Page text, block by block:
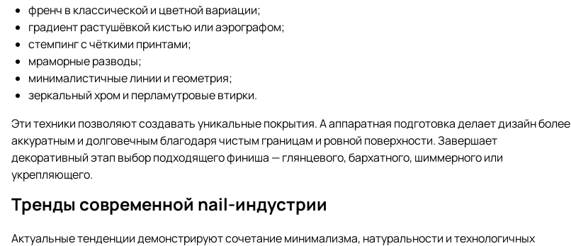
френч в классической и цветной вариации;
градиент растушёвкой кистью или аэрографом;
стемпинг с чёткими принтами;
мраморные разводы;
минималистичные линии и геометрия;
зеркальный хром и перламутровые втирки.
Эти техники позволяют создавать уникальные покрытия. А аппаратная подготовка делает дизайн более
аккуратным и долговечным благодаря чистым границам и ровной поверхности. Завершает
декоративный этап выбор подходящего финиша — глянцевого, бархатного, шиммерного или
укрепляющего.
Тренды современной nail-индустрии
Актуальные тенденции демонстрируют сочетание минимализма, натуральности и технологичных